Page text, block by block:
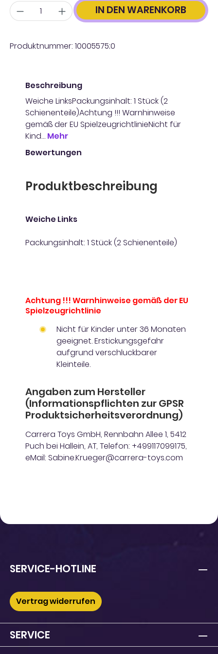
Anzahl IN DEN WARENKORB
Produktnummer: 10005575;0
Beschreibung
Weiche LinksPackungsinhalt: 1 Stück (2
Schienenteile)Achtung !!! Warnhinweise
gemäß der EU SpielzeugrichtlinieNicht für
Kind… Mehr
Bewertungen
Produktbeschreibung
Weiche Links
Packungsinhalt: 1 Stück (2 Schienenteile)
Achtung !!! Warnhinweise gemäß der EU
Spielzeugrichtlinie
Nicht für Kinder unter 36 Monaten
geeignet. Erstickungsgefahr
aufgrund verschluckbarer
Kleinteile.
Angaben zum Hersteller
(Informationspflichten zur GPSR
Produktsicherheitsverordnung)
Carrera Toys GmbH, Rennbahn Allee 1, 5412
Puch bei Hallein, AT, Telefon: +499117099175,
eMail: Sabine.Krueger@carrera-toys.com
SERVICE-HOTLINE
Vertrag widerrufen
SERVICE